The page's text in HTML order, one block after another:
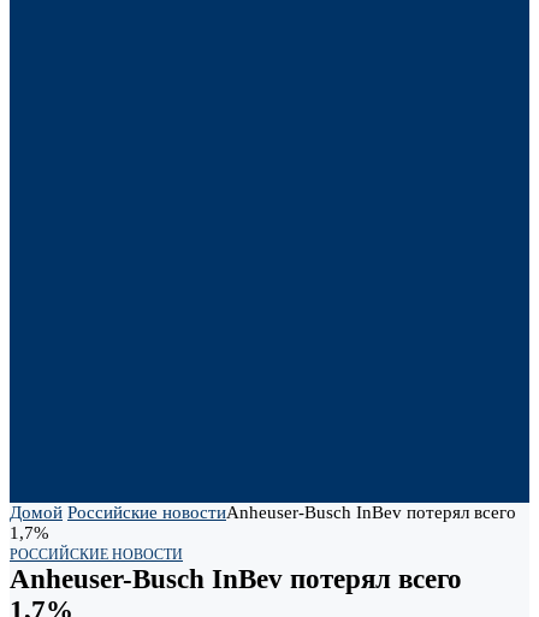
Домой Российские новостиAnheuser-Busch InBev потерял всего
1,7%
РОССИЙСКИЕ НОВОСТИ
Anheuser-Busch InBev потерял всего
1,7%